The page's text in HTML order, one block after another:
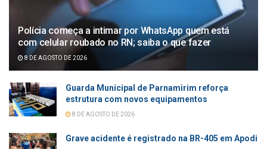
Polícia começa a intimar por WhatsApp quem está
com celular roubado no RN; saiba o que fazer
8 DE AGOSTO DE 2026
Guarda Municipal de Parnamirim reforça
estrutura com novos equipamentos
8 DE AGOSTO DE 2026
Grave acidente é registrado na BR-405 em Apodi